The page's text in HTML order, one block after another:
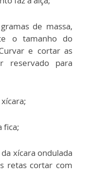
de massa,
o tamanho do
e cortar as
reservado para
fica;
xícara ondulada
retas cortar com